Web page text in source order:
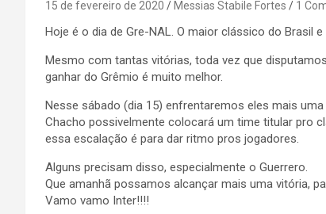
15 de fevereiro de 2020 Messias Stabile Fortes 1
Hoje é o dia de Gre-NAL. O maior clássico do Brasil
Mesmo com tantas vitórias, toda vez que
ganhar do Grêmio é muito melhor.
Nesse sábado (dia 15) enfrentaremos eles mais
Chacho possivelmente colocará um time titular pro
essa escalação é para dar ritmo pros jogadores.
Alguns precisam disso, especialmente o Guerrero.
Que amanhã possamos alcançar mais uma vitória,
Vamo vamo Inter!!!!